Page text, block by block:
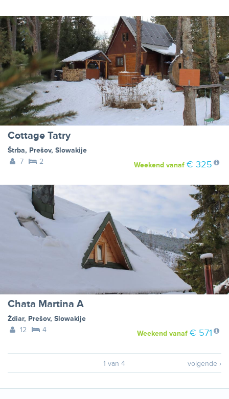
Cottage Tatry
Štrba, Prešov, Slowakije
7
2 Weekendvanaf € 325
Chata Martina A
Ždiar, Prešov, Slowakije
12
4 Weekendvanaf € 571
1 van 4 volgende ›